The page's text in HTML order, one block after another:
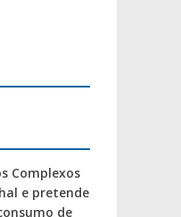
Complexos
e pretende
de